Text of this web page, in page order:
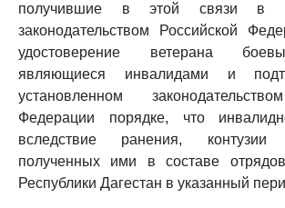
получившие в этой связи в
законодательством Российской
удостоверение ветерана
являющиеся инвалидами и
установленном
Федерации порядке, что
вследствие ранения,
полученных ими в составе
Республики Дагестан в указанный